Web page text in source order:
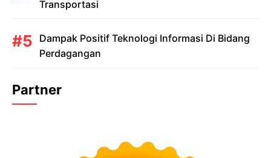
Transportasi
Dampak Positif Teknologi Informasi Di Bidang
Perdagangan
Partner